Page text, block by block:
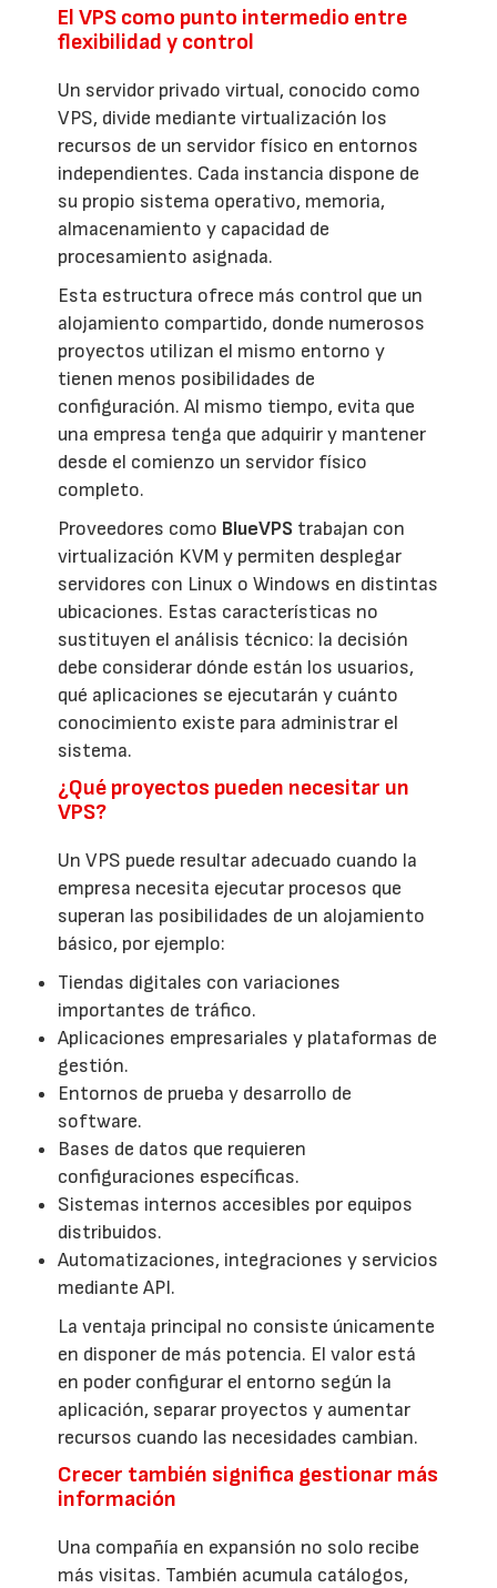
El VPS como punto intermedio entre
flexibilidad y control
Un servidor privado virtual, conocido como
VPS, divide mediante virtualización los
recursos de un servidor físico en entornos
independientes. Cada instancia dispone de
su propio sistema operativo, memoria,
almacenamiento y capacidad de
procesamiento asignada.
Esta estructura ofrece más control que un
alojamiento compartido, donde numerosos
proyectos utilizan el mismo entorno y
tienen menos posibilidades de
configuración. Al mismo tiempo, evita que
una empresa tenga que adquirir y mantener
desde el comienzo un servidor físico
completo.
Proveedores como BlueVPS trabajan con
virtualización KVM y permiten desplegar
servidores con Linux o Windows en distintas
ubicaciones. Estas características no
sustituyen el análisis técnico: la decisión
debe considerar dónde están los usuarios,
qué aplicaciones se ejecutarán y cuánto
conocimiento existe para administrar el
sistema.
¿Qué proyectos pueden necesitar un
VPS?
Un VPS puede resultar adecuado cuando la
empresa necesita ejecutar procesos que
superan las posibilidades de un alojamiento
básico, por ejemplo:
Tiendas digitales con variaciones
importantes de tráfico.
Aplicaciones empresariales y plataformas de
gestión.
Entornos de prueba y desarrollo de
software.
Bases de datos que requieren
configuraciones específicas.
Sistemas internos accesibles por equipos
distribuidos.
Automatizaciones, integraciones y servicios
mediante API.
La ventaja principal no consiste únicamente
en disponer de más potencia. El valor está
en poder configurar el entorno según la
aplicación, separar proyectos y aumentar
recursos cuando las necesidades cambian.
Crecer también significa gestionar más
información
Una compañía en expansión no solo recibe
más visitas. También acumula catálogos,